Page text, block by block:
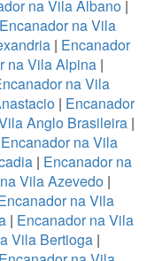
na Vila Albano|
Encanador na Vila
| Encanador
na Vila Alpina |
na Vila
| Encanador
Anglo Brasileira|
Encanador na Vila
| Encanador na
Vila Azevedo |
na Vila
| Encanador na Vila
Vila Bertioga|